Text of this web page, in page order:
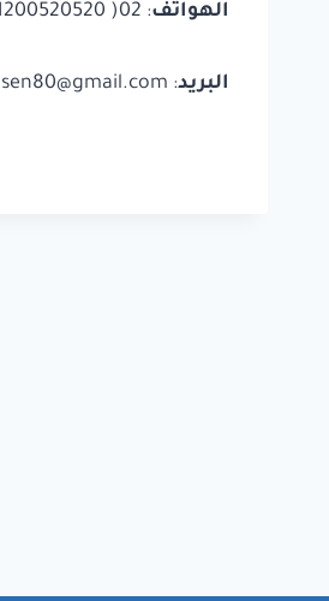
الهواتف: 02( 01200520520 – 24149320)
البريد: abdolmohsen80@gmail.com